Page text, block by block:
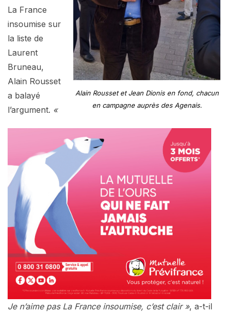
Alain Rousset et Jean Dionis en fond, chacun
en campagne auprès des Agenais.
La France
insoumise sur
la liste de
Laurent
Bruneau,
Alain Rousset
a balayé
l’argument. «
Je n’aime pas La France insoumise, c’est clair », a-t-il